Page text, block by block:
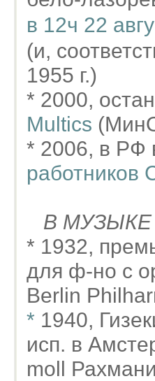
в 12ч 22
(и,
1955 г.)
* 2000,
Multics
* 2006, в РФ
В МУЗЫКЕ
* 1932,
для ф-но с
Berlin
* 1940,
исп. в
moll